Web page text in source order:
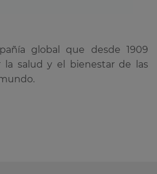
global que desde 1909
la salud y el bienestar de las